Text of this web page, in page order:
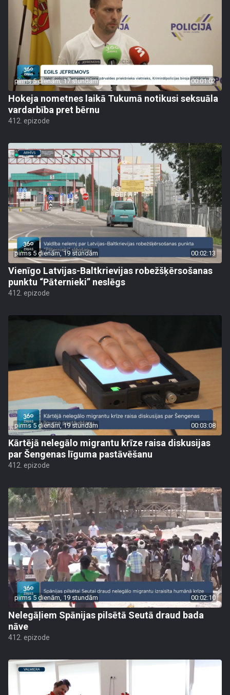
pirms 5 dienām, 17 stundām 00:01:02
Hokeja nometnes laikā Tukumā notikusi seksuāla
vardarbība pret bērnu
412. epizode
pirms 5 dienām, 19 stundām 00:02:13
Vienīgo Latvijas-Baltkrievijas robežšķērsošanas
punktu “Pāternieki” neslēgs
412. epizode
pirms 5 dienām, 19 stundām 00:03:08
Kārtējā nelegālo migrantu krīze raisa diskusijas
par Šengenas līguma pastāvēšanu
412. epizode
pirms 5 dienām, 19 stundām 00:02:10
Nelegāļiem Spānijas pilsētā Seutā draud bada
nāve
412. epizode